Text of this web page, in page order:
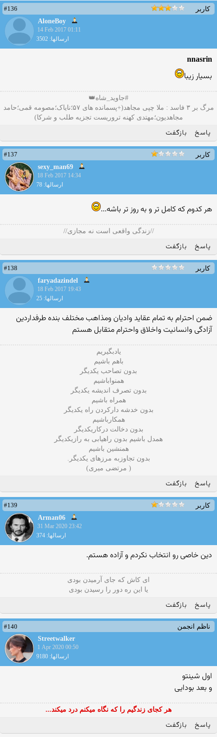
کاربر
#136
AloneBoy
14 Feb 2017 01:11
ارسالها: 3502
nnasrin
بسیار زیبا
#جاوید_شاه👑
مرگ بر ۳ فاسد : ملا چپی مجاهد(+پسمانده های ۵۷؛نایاک؛مصومه قمی؛حامد
مجاهدیون؛مهتدی کهنه تروریست تجزیه طلب و شرکا)
پاسخ بازگفت
کاربر
#137
sexy_man69
18 Feb 2017 14:34
ارسالها: 78
هر کدوم که کامل تر و به روز تر باشه...
//زندگی واقعی است نه مجازی//
پاسخ بازگفت
کاربر
#138
faryadazindel
18 Feb 2017 19:43
ارسالها: 25
ضمن احترام به تمام عقاید وادیان ومذاهب مختلف بنده طرفداردین
آزادگی وانسانیت واخلاق واحترام متقابل هستم
یادبگیریم
باهم باشیم
بدون تصاحب یکدیگر
همنواباشیم
بدون تصرف اندیشه یکدیگر
همراه باشیم
بدون خدشه دارکردن راه یکدیگر
همکارباشیم
بدون دخالت درکاریکدیگر
همدل باشیم بدون راهیابی به رازیکدیگر
همنشین باشیم
بدون تجاوزبه مرزهای یکدیگر.
( مرتضی میری)
پاسخ بازگفت
کاربر
#139
Arman06
31 Mar 2020 23:42
ارسالها: 374
دین خاصی رو انتخاب نکردم و آزاده هستم.
ای کاش که جای آرمیدن بودی
یا این ره دور را رسیدن بودی
پاسخ بازگفت
ناظم انجمن
#140
Streetwalker
1 Apr 2020 00:50
ارسالها: 9180
اول شینتو
و بعد بودایی
هر کجای زندگیم را که نگاه میکنم درد میکند...
پاسخ بازگفت